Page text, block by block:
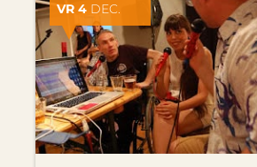
VR 4 DEC.